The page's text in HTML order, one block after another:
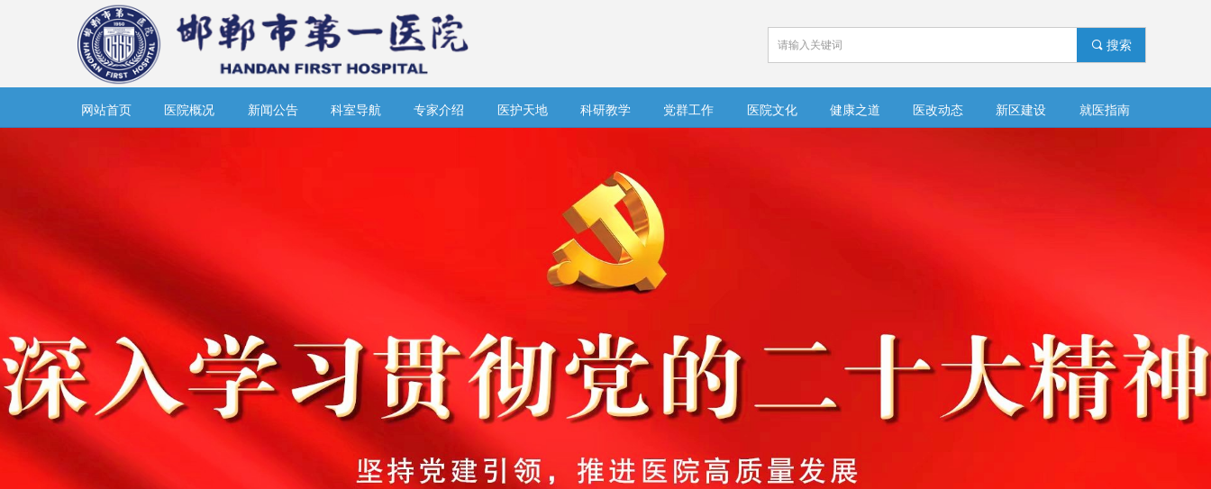
끠 搜索
网站首页 医院概况 新闻公告 科室导航 专家介绍 医护天地 科研教学 党群工作 医院文化 健康之道 医改动态 新区建设 就医指南